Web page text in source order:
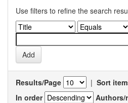
Use filters to refine the search
Results/Page | Sort
In order
Authors/